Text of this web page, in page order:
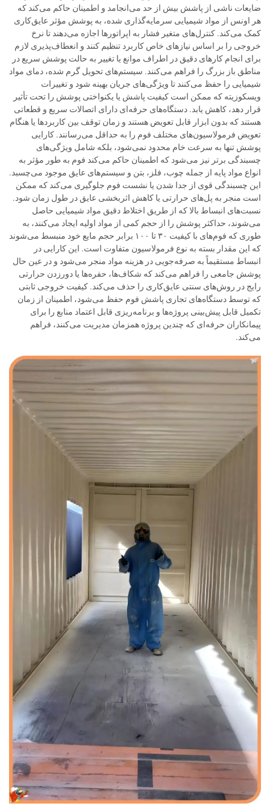
ضایعات ناشی از پاشش بیش از حد می‌انجامد و اطمینان حاکم می‌کند که
هر اونس از مواد شیمیایی سرمایه‌گذاری شده، به پوشش مؤثر عایق‌کاری
کمک می‌کند. کنترل‌های متغیر فشار به اپراتورها اجازه می‌دهند تا نرخ
خروجی را بر اساس نیازهای خاص کاربرد تنظیم کنند و انعطاف‌پذیری لازم
برای انجام کارهای دقیق در اطراف موانع یا تغییر به حالت پوشش سریع در
مناطق باز بزرگ را فراهم می‌کنند. سیستم‌های تحویل گرم شده، دمای مواد
شیمیایی را حفظ می‌کنند تا ویژگی‌های جریان بهینه شود و تغییرات
ویسکوزیته که ممکن است کیفیت پاشش یا یکنواختی پوشش را تحت تأثیر
قرار دهد، کاهش یابد. دستگاه‌های حرفه‌ای دارای اتصالات سریع و قطعاتی
هستند که بدون ابزار قابل تعویض هستند و زمان توقف بین کاربردها یا هنگام
تعویض فرمولاسیون‌های مختلف فوم را به حداقل می‌رسانند. کارایی
پوشش تنها به سرعت خام محدود نمی‌شود، بلکه شامل ویژگی‌های
چسبندگی برتر نیز می‌شود که اطمینان حاکم می‌کند فوم به طور مؤثر به
انواع مواد پایه از جمله چوب، فلز، بتن و سیستم‌های عایق موجود می‌چسبد.
این چسبندگی قوی از جدا شدن یا نشست فوم جلوگیری می‌کند که ممکن
است منجر به پل‌های حرارتی یا کاهش اثربخشی عایق در طول زمان شود.
نسبت‌های انبساط بالا که از طریق اختلاط دقیق مواد شیمیایی حاصل
می‌شوند، حداکثر پوشش را از حجم کمی از مواد اولیه ایجاد می‌کنند، به
طوری که فوم‌های با کیفیت ۳۰ تا ۱۰۰ برابر حجم مایع خود منبسط می‌شوند
که این مقدار بسته به نوع فرمولاسیون متفاوت است. این کارایی در
انبساط مستقیماً به صرفه‌جویی در هزینه مواد منجر می‌شود و در عین حال
پوشش جامعی را فراهم می‌کند که شکاف‌ها، حفره‌ها یا دورزدن حرارتی
رایج در روش‌های سنتی عایق‌کاری را حذف می‌کند. کیفیت خروجی ثابتی
که توسط دستگاه‌های تجاری پاشش فوم حفظ می‌شود، اطمینان از زمان
تکمیل قابل پیش‌بینی پروژه‌ها و برنامه‌ریزی قابل اعتماد منابع را برای
پیمانکاران حرفه‌ای که چندین پروژه همزمان مدیریت می‌کنند، فراهم
می‌کند.